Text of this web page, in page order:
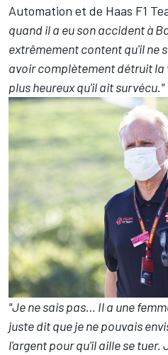
Automation et de Haas F1
quand il a eu son accident à
extrêmement content qu'il ne
avoir complètement détruit la
plus heureux qu'il ait survécu."
"Je ne sais pas… Il a une
juste dit que je ne pouvais
l'argent pour qu'il aille se